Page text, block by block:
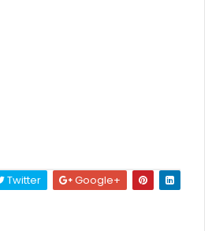
Twitter Google+